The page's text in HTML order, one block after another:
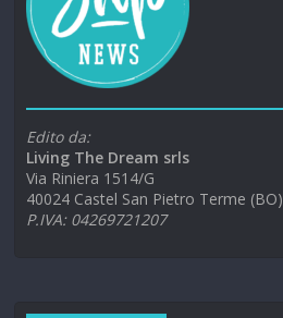
Edito da:
Living The Dream srls
Via Riniera 1514/G
40024 Castel San Pietro Terme (BO)
P.IVA: 04269721207